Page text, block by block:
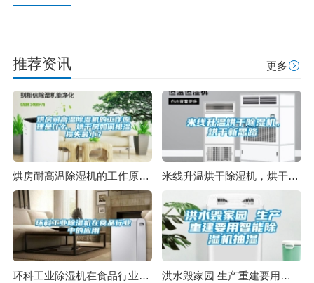
推荐资讯 更多
烘房耐高温除湿机的工作原理是什么，烘干房如何排湿损失最小？ 米线升温烘干除湿机，烘干新思路
环科工业除湿机在食品行业中的应用 洪水毁家园 生产重建要用智能除湿机抽湿